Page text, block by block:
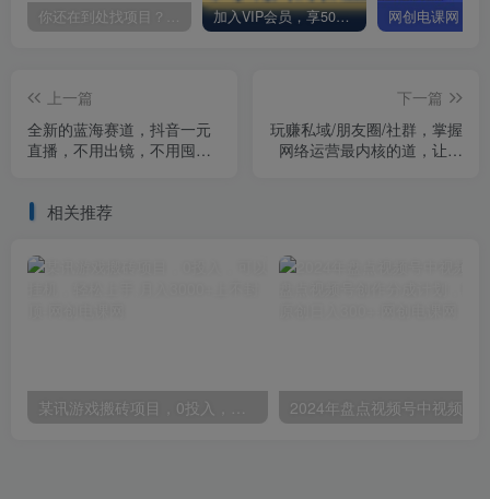
你还在到处找项目？还在当韭菜？我却靠卖项目一个月赚5万，曾经我也和你一样懵懂。 加入VIP会员，享50%的推广提成，免费学习多种网上创业课程，菜鸟秒变大神！
上一篇
全新的蓝海赛道，抖音一元
直播，不用出镜，不用囤
下一篇
玩赚私域/朋友圈/社群，掌握
网络运营最内核的道，让你
相关推荐
某讯游戏搬砖项目，0投入，可以挂机，轻松上手,月入3000+上不封顶